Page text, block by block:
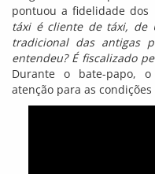
pontuou a fidelidade dos
táxi é cliente de táxi, de
tradicional das antigas
entendeu? É fiscalizado
Durante o bate-papo,
atenção para as